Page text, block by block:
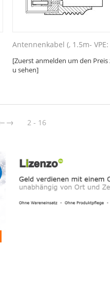
Antennenkabel (, 1.5m- VPE:
[Zuerst anmelden um den Preis
u sehen]
→ 2 - 16